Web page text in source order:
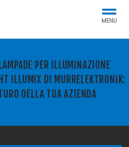
MENU
LAMPADE PER ILLUMINAZIONE
ILLUMIX DI MURRELEKTRONIK:
DELLA TUA AZIENDA